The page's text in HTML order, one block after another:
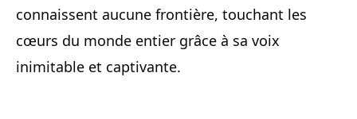
connaissent aucune frontière, touchant les
cœurs du monde entier grâce à sa voix
inimitable et captivante.